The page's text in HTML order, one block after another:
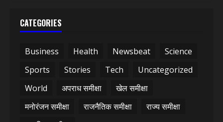
CATEGORIES
Business Health Newsbeat
Science
Sports
Stories Tech
Uncategorized
World
अपराध समीक्षा
खेल समीक्षा
मनोरंजन समीक्षा
राजनैतिक समीक्षा
राज्य समीक्षा